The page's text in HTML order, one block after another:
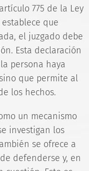
775 de la Ley
que
el juzgado debe
Esta declaración
persona haya
que permite al
los hechos.
un mecanismo
investigan los
se ofrece a
defenderse y, en